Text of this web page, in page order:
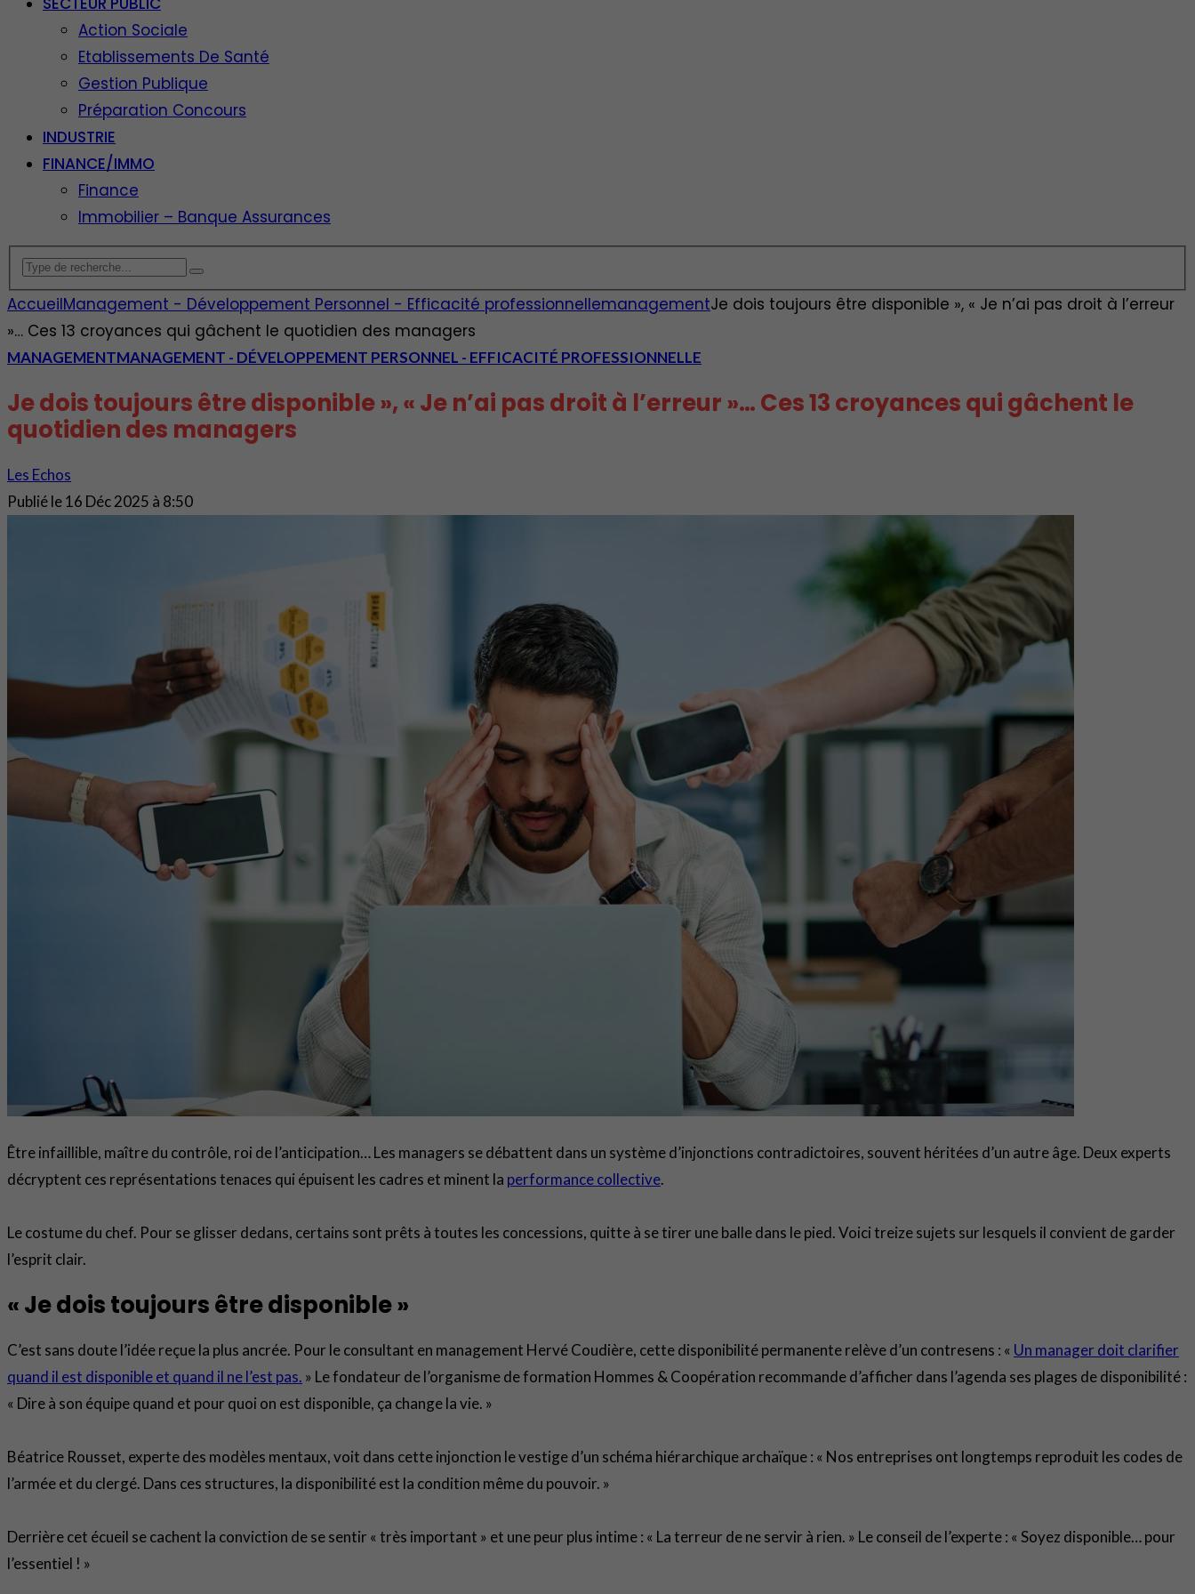
Action Sociale
Etablissements De Santé
Gestion Publique
Préparation Concours
INDUSTRIE
FINANCE/IMMO
Finance
Immobilier – Banque Assurances
AccueilManagement - Développement Personnel - Efficacité professionnellemanagementJe dois toujours être disponible », « Je n’ai pas droit à l’erreur
»… Ces 13 croyances qui gâchent le quotidien des managers
MANAGEMENTMANAGEMENT - DÉVELOPPEMENT PERSONNEL - EFFICACITÉ PROFESSIONNELLE
Je dois toujours être disponible », « Je n’ai pas droit à l’erreur »… Ces 13 croyances qui gâchent le
quotidien des managers
Les Echos
Publié le16 Déc 2025 à 8:50
Être infaillible, maître du contrôle, roi de l’anticipation… Les managers se débattent dans un système d’injonctions contradictoires, souvent héritées d’un autre âge. Deux experts
décryptent ces représentations tenaces qui épuisent les cadres et minent la performance collective.
Le costume du chef. Pour se glisser dedans, certains sont prêts à toutes les concessions, quitte à se tirer une balle dans le pied. Voici treize sujets sur lesquels il convient de garder
l’esprit clair.
« Je dois toujours être disponible »
C’est sans doute l’idée reçue la plus ancrée. Pour le consultant en management Hervé Coudière, cette disponibilité permanente relève d’un contresens : « Un manager doit clarifier
quand il est disponible et quand il ne l’est pas. » Le fondateur de l’organisme de formation Hommes & Coopération recommande d’afficher dans l’agenda ses plages de disponibilité :
« Dire à son équipe quand et pour quoi on est disponible, ça change la vie. »
Béatrice Rousset, experte des modèles mentaux, voit dans cette injonction le vestige d’un schéma hiérarchique archaïque : « Nos entreprises ont longtemps reproduit les codes de
l’armée et du clergé. Dans ces structures, la disponibilité est la condition même du pouvoir. »
Derrière cet écueil se cachent la conviction de se sentir « très important » et une peur plus intime : « La terreur de ne servir à rien. » Le conseil de l’experte : « Soyez disponible… pour
l’essentiel ! »